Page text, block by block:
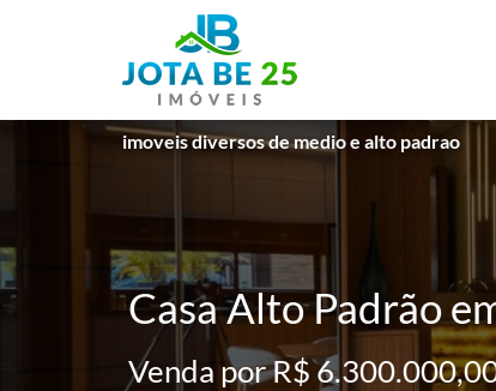
imoveis diversos de medio e alto padrao
Casa Alto Padrão
Venda por R$